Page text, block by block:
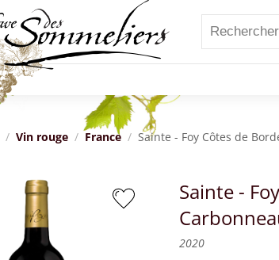
Vin rouge France Sainte - Foy Côtes de
Sainte -
2020